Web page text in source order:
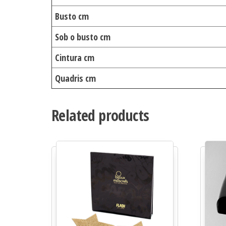
Busto cm
Sob o busto cm
Cintura cm
Quadris cm
Related products